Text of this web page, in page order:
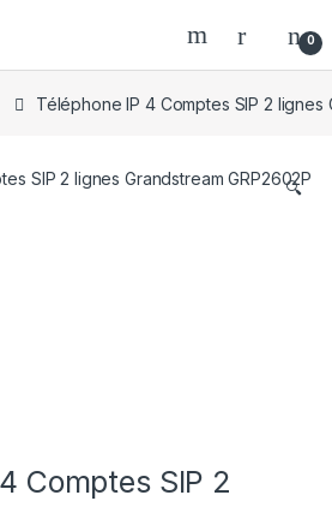
0
Téléphone IP 4 Comptes SIP 2 lignes
🔍
Comptes SIP 2